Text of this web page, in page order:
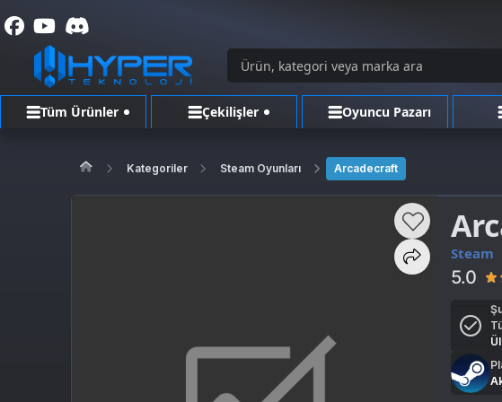
Tüm Ürünler Çekilişler Oyuncu Pazarı
Kategoriler Steam Oyunları Arcadecraft
Steam
5.0